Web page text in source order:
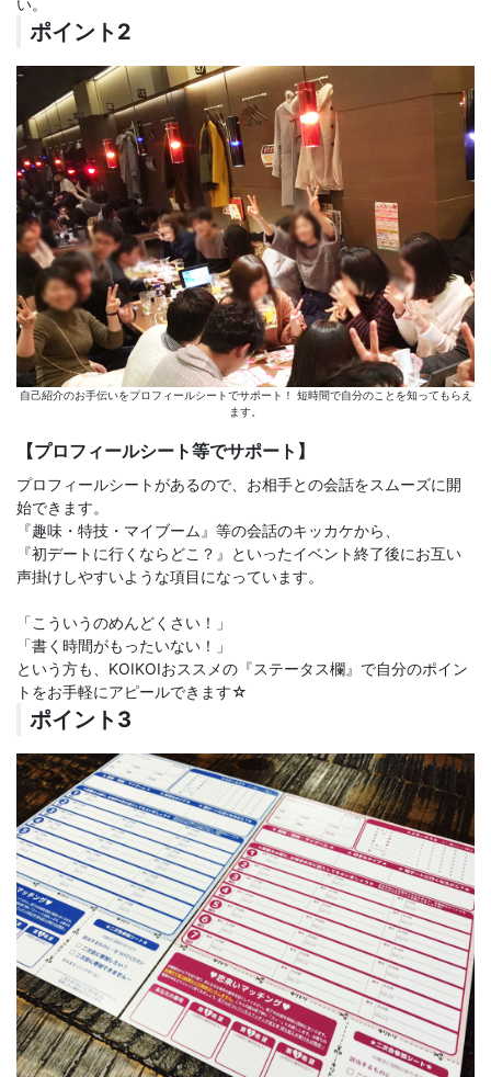
い。
ポイント2
自己紹介のお手伝いをプロフィールシートでサポート！ 短時間で自分のことを知ってもらえ
ます。
【プロフィールシート等でサポート】
プロフィールシートがあるので、お相手との会話をスムーズに開
始できます。
『趣味・特技・マイブーム』等の会話のキッカケから、
『初デートに行くならどこ？』といったイベント終了後にお互い
声掛けしやすいような項目になっています。
「こういうのめんどくさい！」
「書く時間がもったいない！」
という方も、KOIKOIおススメの『ステータス欄』で自分のポイン
トをお手軽にアピールできます☆
ポイント3